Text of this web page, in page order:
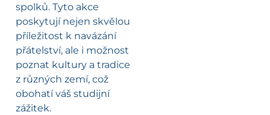
spolků. Tyto akce
poskytují nejen skvělou
příležitost k navázání
přátelství, ale i možnost
poznat kultury a tradice
z různých zemí, což
obohatí váš studijní
zážitek.